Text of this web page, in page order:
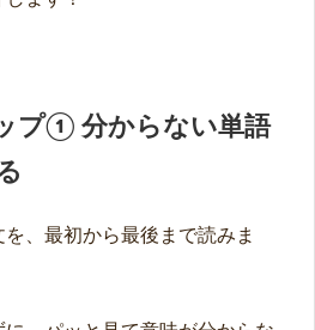
プ① 分からない単語
、最初から最後まで読みま